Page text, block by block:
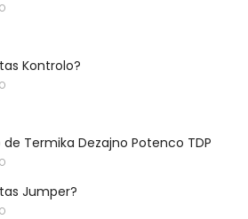
Kontrolo?
de Termika Dezajno Potenco TDP
Jumper?